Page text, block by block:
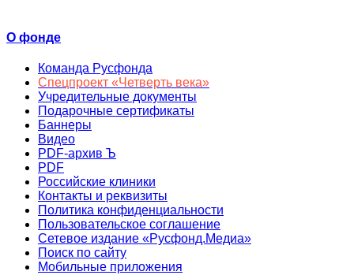
О фонде
Команда Русфонда
Спецпроект «Четверть века»
Учредительные документы
Подарочные сертификаты
Баннеры
Видео
PDF-архив Ъ
PDF
Российские клиники
Контакты и реквизиты
Политика конфиденциальности
Пользовательское соглашение
Сетевое издание «Русфонд.Медиа»
Поиск по сайту
Мобильные приложения